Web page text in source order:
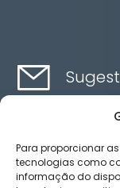
Para proporcionar
tecnologias como
informação do